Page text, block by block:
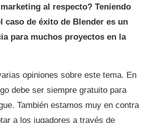
al respecto? Teniendo
caso de éxito de Blender es un
para muchos proyectos en la
opiniones sobre este tema. En
debe ser siempre gratuito para
También estamos muy en contra
a los jugadores a través de